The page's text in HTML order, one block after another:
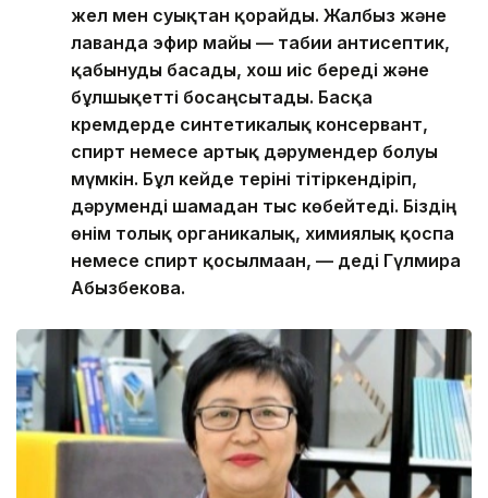
жел мен суықтан қорғайды. Жалбыз және
лаванда эфир майы — табиғи антисептик,
қабынуды басады, хош иіс береді және
бұлшықетті босаңсытады. Басқа
кремдерде синтетикалық консервант,
спирт немесе артық дәрумендер болуы
мүмкін. Бұл кейде теріні тітіркендіріп,
дәруменді шамадан тыс көбейтеді. Біздің
өнім толық органикалық, химиялық қоспа
немесе спирт қосылмаған, — деді Гүлмира
Абызбекова.